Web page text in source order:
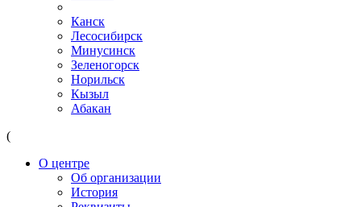
Канск
Лесосибирск
Минусинск
Зеленогорск
Норильск
Кызыл
Абакан
(
О центре
Об организации
История